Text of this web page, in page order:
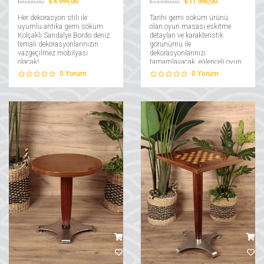
₺9.000,00
Her dekorasyon stili ile
uyumlu antika gemi söküm
Kolçaklı Sandalye Bordo deniz
temalı dekorasyonlarınızın
vazgeçilmez mobilyası
olacak!...
0 Yorum
₺13.680,00
Tarihi gemi söküm ürünü
olan oyun masası eskitme
detayları ve karakteristik
görünümü ile
dekorasyonlarınızı
tamamlayacak, eğlenceli oyun
deneyimlerinizde yanınızda
olacak!...
0 Yorum